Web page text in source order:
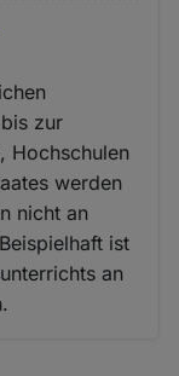
zur
Hochschulen
werden
nicht an
ist
an